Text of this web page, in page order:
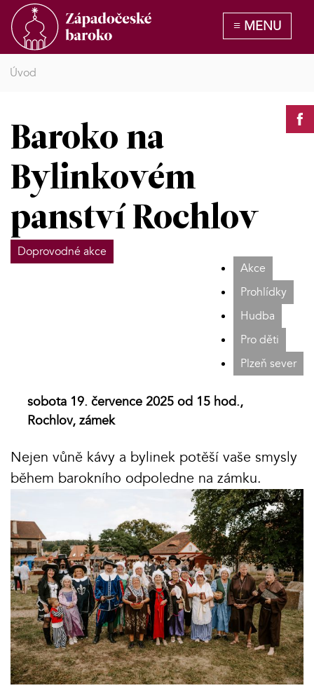
Úvod
Baroko na
Bylinkovém
panství Rochlov
Doprovodné akce
Akce
Prohlídky
Hudba
Pro děti
Plzeň sever
sobota 19. července 2025 od 15 hod.,
Rochlov, zámek
Nejen vůně kávy a bylinek potěší vaše smysly
během barokního odpoledne na zámku.